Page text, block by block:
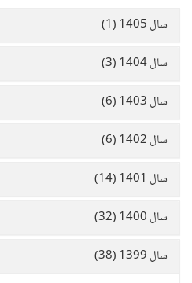
سال 1405 (1)
سال 1404 (3)
سال 1403 (6)
سال 1402 (6)
سال 1401 (14)
سال 1400 (32)
سال 1399 (38)